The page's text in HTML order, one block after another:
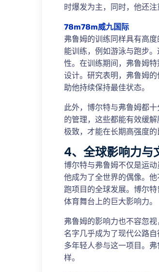
时爆发为主，同时，他还
78m78m威九国际
弗鲁姆的训练同样具有高
能训练，例如游泳与跑步
性。在训练期间，弗鲁姆
设计。研究表明，弗鲁姆
助他持续保持最佳状态。
此外，博尔特与弗鲁姆都
的管理，这些都能有效缓
极致，才能在长期高强度的
4、全球影响力与
博尔特与弗鲁姆不仅是运
他成为了全世界的偶像。
跑项目的全球发展。博尔
体育舞台上的巨大影响力。
弗鲁姆的影响力也不容忽
名字几乎成为了现代公路
多年轻人参与这一项目。
样。